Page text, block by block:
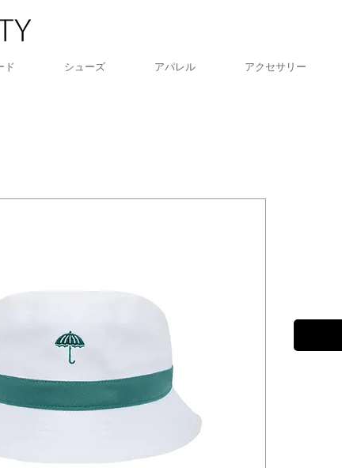
ド シューズ アパレル アクセサリー